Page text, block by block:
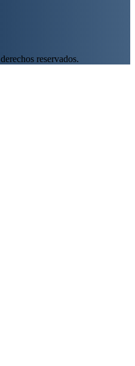
reservados.